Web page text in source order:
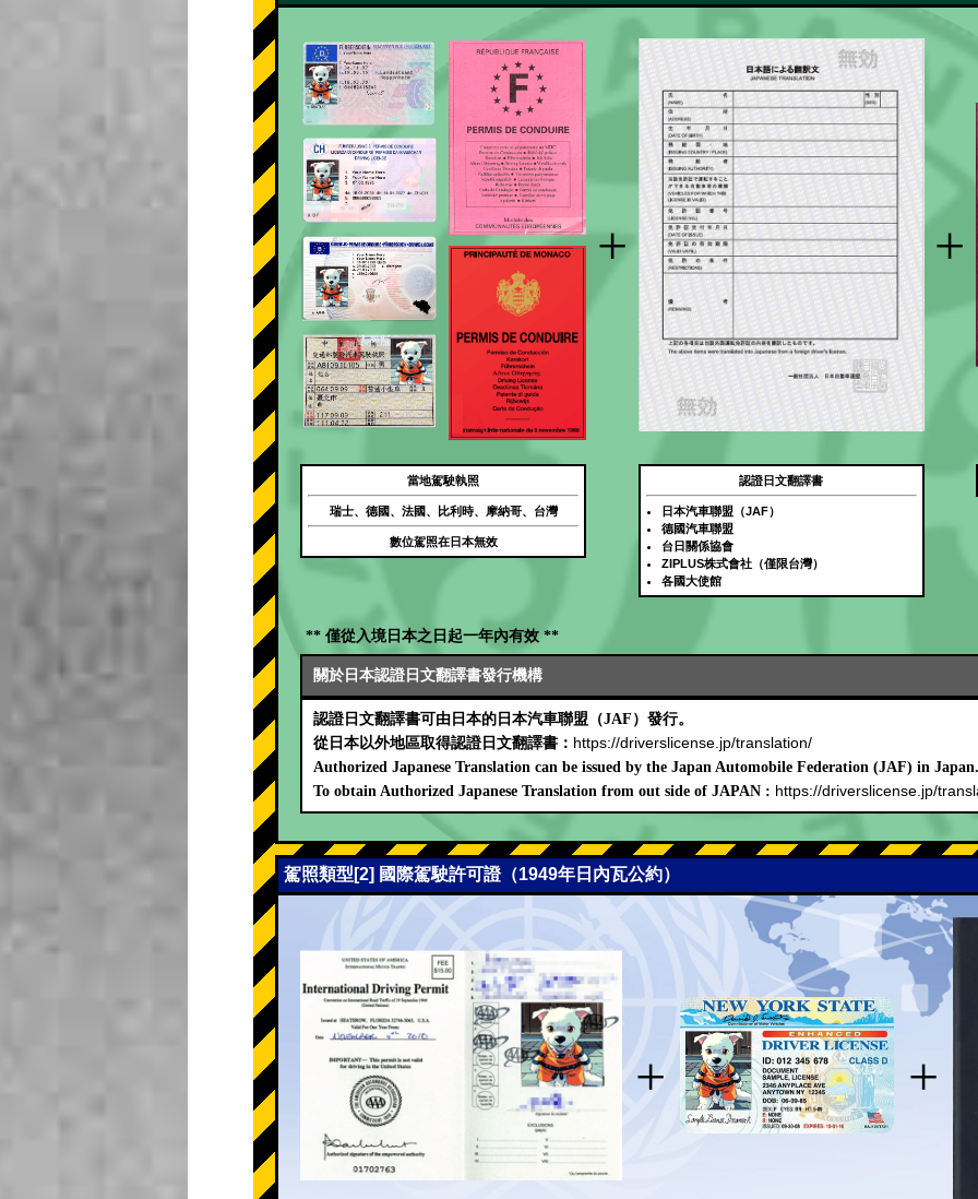
+ +
當地駕駛執照
瑞士、德國、法國、比利時、摩納哥、台灣
數位駕照在日本無效
認證日文翻譯書
日本汽車聯盟（JAF）
德國汽車聯盟
台日關係協會
ZIPLUS株式會社（僅限台灣）
各國大使館
** 僅從入境日本之日起一年內有效 **
關於日本認證日文翻譯書發行機構
認證日文翻譯書可由日本的日本汽車聯盟（JAF）發行。
從日本以外地區取得認證日文翻譯書： https://driverslicense.jp/translation/
Authorized Japanese Translation can be issued by the Japan Automobile Federation (JAF) in Japan.
To obtain Authorized Japanese Translation from out side of JAPAN : https://driverslicense.jp/
駕照類型[2] 國際駕駛許可證（1949年日內瓦公約）
+ +